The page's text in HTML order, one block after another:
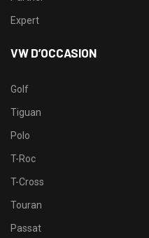
Expert
VW D’OCCASION
Golf
Tiguan
Polo
T-Roc
T-Cross
Touran
Passat